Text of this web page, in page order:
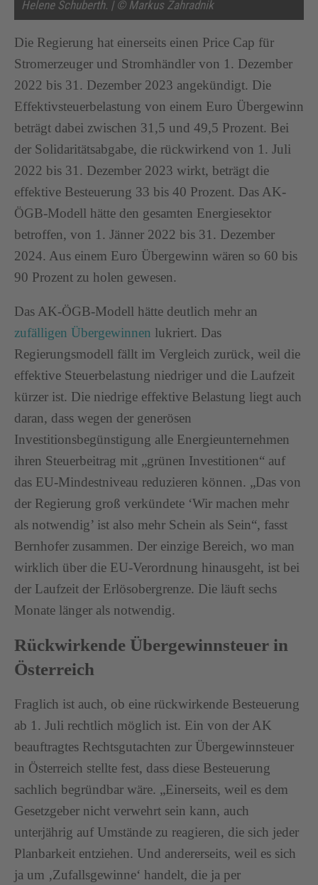
Helene Schuberth. | © Markus Zahradnik
Die Regierung hat einerseits einen Price Cap für
Stromerzeuger und Stromhändler von 1. Dezember
2022 bis 31. Dezember 2023 angekündigt. Die
Effektivsteuerbelastung von einem Euro Übergewinn
beträgt dabei zwischen 31,5 und 49,5 Prozent. Bei
der Solidaritätsabgabe, die rückwirkend von 1. Juli
2022 bis 31. Dezember 2023 wirkt, beträgt die
effektive Besteuerung 33 bis 40 Prozent. Das AK-
ÖGB-Modell hätte den gesamten Energiesektor
betroffen, von 1. Jänner 2022 bis 31. Dezember
2024. Aus einem Euro Übergewinn wären so 60 bis
90 Prozent zu holen gewesen.
Das AK-ÖGB-Modell hätte deutlich mehr an
zufälligen Übergewinnen lukriert. Das
Regierungsmodell fällt im Vergleich zurück, weil die
effektive Steuerbelastung niedriger und die Laufzeit
kürzer ist. Die niedrige effektive Belastung liegt auch
daran, dass wegen der generösen
Investitionsbegünstigung alle Energieunternehmen
ihren Steuerbeitrag mit „grünen Investitionen“ auf
das EU-Mindestniveau reduzieren können. „Das von
der Regierung groß verkündete ‘Wir machen mehr
als notwendig’ ist also mehr Schein als Sein“, fasst
Bernhofer zusammen. Der einzige Bereich, wo man
wirklich über die EU-Verordnung hinausgeht, ist bei
der Laufzeit der Erlösobergrenze. Die läuft sechs
Monate länger als notwendig.
Rückwirkende Übergewinnsteuer in
Österreich
Fraglich ist auch, ob eine rückwirkende Besteuerung
ab 1. Juli rechtlich möglich ist. Ein von der AK
beauftragtes Rechtsgutachten zur Übergewinnsteuer
in Österreich stellte fest, dass diese Besteuerung
sachlich begründbar wäre. „Einerseits, weil es dem
Gesetzgeber nicht verwehrt sein kann, auch
unterjährig auf Umstände zu reagieren, die sich jeder
Planbarkeit entziehen. Und andererseits, weil es sich
ja um ‚Zufallsgewinne‘ handelt, die ja per